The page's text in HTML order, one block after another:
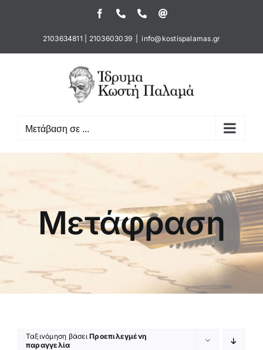
περιεχόμενο
FacebookΤηλέφωνοΤηλέφωνο
2103634811 2103603039 info@kostispalamas.gr
Μετάβαση σε ...
Μετάφραση
Ταξινόμηση βάσειΠροεπιλεγμένη
παραγγελία